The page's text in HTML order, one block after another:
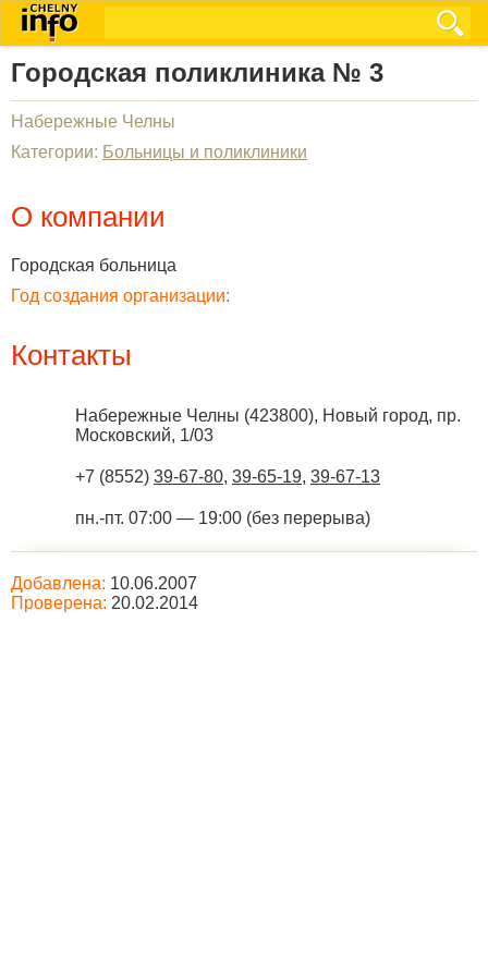
Городская поликлиника № 3
Набережные Челны
Категории: Больницы и поликлиники
О компании
Городская больница
Год создания организации:
Контакты
Набережные Челны (423800), Новый город, пр.
Московский, 1/03
+7 (8552) 39-67-80, 39-65-19, 39-67-13
пн.-пт. 07:00 — 19:00 (без перерыва)
Добавлена: 10.06.2007
Проверена: 20.02.2014